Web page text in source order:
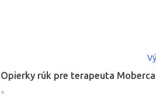
Opierky rúk pre terapeuta
*